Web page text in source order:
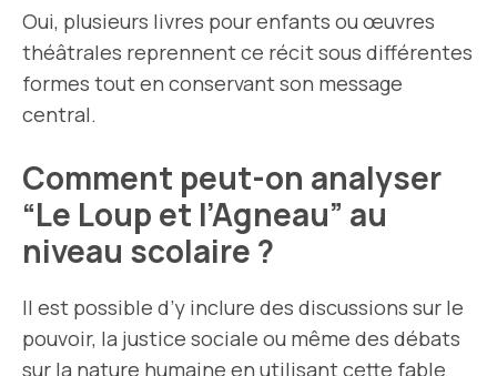
Oui, plusieurs livres pour enfants ou œuvres
théâtrales reprennent ce récit sous différentes
formes tout en conservant son message
central.
Comment peut-on analyser
“Le Loup et l’Agneau” au
niveau scolaire ?
Il est possible d’y inclure des discussions sur le
pouvoir, la justice sociale ou même des débats
sur la nature humaine en utilisant cette fable